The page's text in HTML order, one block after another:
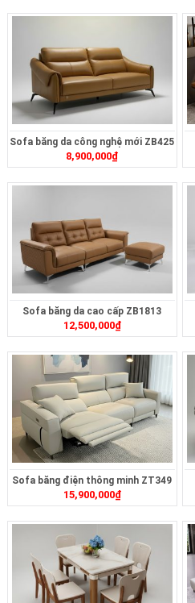
Sofa băng da công nghệ mới ZB425
8,900,000₫
Sofa băng da cao cấp ZB1813
12,500,000₫
Sofa băng điện thông minh ZT349
15,900,000₫